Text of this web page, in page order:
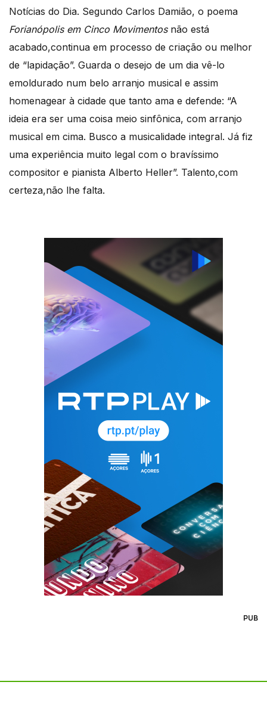
Notícias do Dia. Segundo Carlos Damião, o poema
Forianópolis em Cinco Movimentosnão está
acabado,continua em processo de criação ou melhor
de “lapidação”. Guarda o desejo de um dia vê-lo
emoldurado num belo arranjo musical e assim
homenagear à cidade que tanto ama e defende: “A
ideia era ser uma coisa meio sinfônica, com arranjo
musical em cima. Busco a musicalidade integral. Já fiz
uma experiência muito legal com o bravíssimo
compositor e pianista Alberto Heller”. Talento,com
certeza,não lhe falta.
PUB